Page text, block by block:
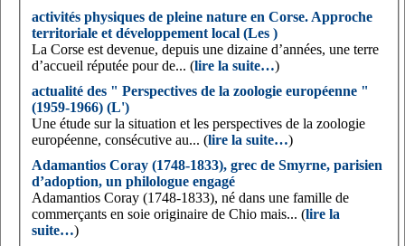
activités physiques de pleine nature en Corse. Approche
territoriale et développement local (Les )
La Corse est devenue, depuis une dizaine d’années, une terre
d’accueil réputée pour de... (lire la suite…)
actualité des " Perspectives de la zoologie européenne "
(1959-1966) (L')
Une étude sur la situation et les perspectives de la zoologie
européenne, consécutive au... (lire la suite…)
Adamantios Coray (1748-1833), grec de Smyrne, parisien
d’adoption, un philologue engagé
Adamantios Coray (1748-1833), né dans une famille de
commerçants en soie originaire de Chio mais... (lire la
suite…)